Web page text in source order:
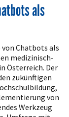
als
Chatbots als
medizinisch-
Österreich. Der
zukünftigen
von
Werkzeug